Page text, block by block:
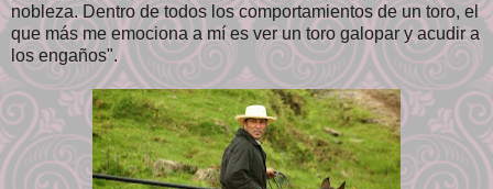
nobleza. Dentro de todos los comportamientos de un toro, el
que más me emociona a mí es ver un toro galopar y acudir a
los engaños".